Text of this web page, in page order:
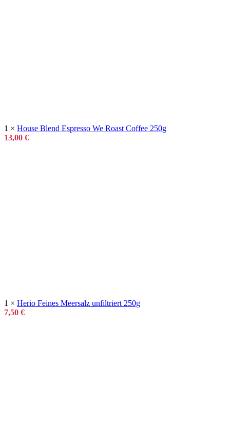
1 × House Blend Espresso We Roast Coffee 250g
13,00 €
1 × Herio Feines Meersalz unfiltriert 250g
7,50 €